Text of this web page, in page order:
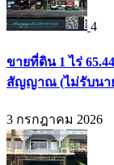
4
ขายที่ดิน 1 ไร่
สัญญาณ (ไม่รับนาย
3 กรกฎาคม 2026